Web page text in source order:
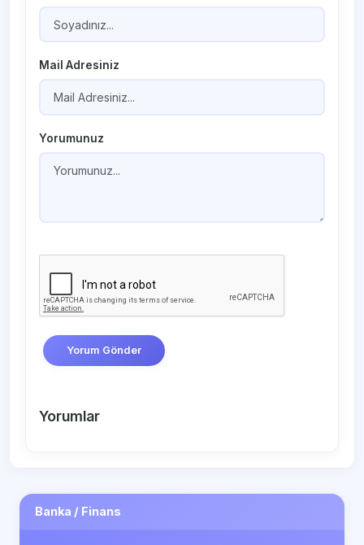
Mail Adresiniz
Yorumunuz
Yorum Gönder
Yorumlar
Banka / Finans